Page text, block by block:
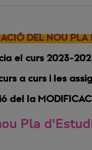
DEL NOU PLA
el curs 2023-
a curs i les
la
Pla